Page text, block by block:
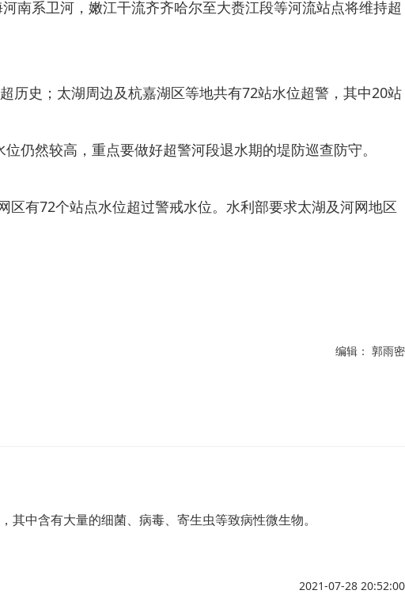
系卫河，嫩江干流齐齐哈尔至大赉江段等河流站点将维持超
史；太湖周边及杭嘉湖区等地共有72站水位超警，其中20站
然较高，重点要做好超警河段退水期的堤防巡查防守。
有72个站点水位超过警戒水位。水利部要求太湖及河网地区
编辑： 郭雨密
中含有大量的细菌、病毒、寄生虫等致病性微生物。
2021-07-28 20:52:00